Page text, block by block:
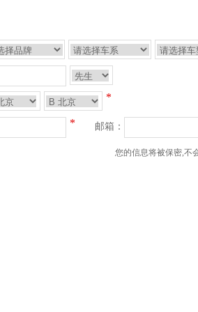
*
* 邮箱：
您的信息将被保密,不